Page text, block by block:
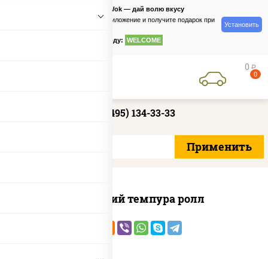
PizzaSushiWok — дай волю вкусу
Скачайте приложение и получите подарок при
по промокоду: WELCOME
Установить
0 руб
0
+7 (495) 134-33-33
Домашний темпура ролл